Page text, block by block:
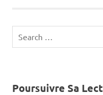
for:
Poursuivre Sa